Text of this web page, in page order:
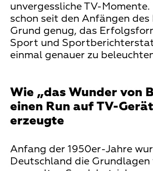
unvergessliche TV-Momente.
schon seit den Anfängen des
Grund genug, das
Sport und
einmal genauer zu
Wie „das Wunder von
einen Run auf TV-
erzeugte
Anfang der 1950er-Jahre
Deutschland die Grundlagen